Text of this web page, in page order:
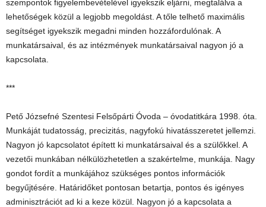
szempontok figyelembevételével igyekszik eljárni, megtalálva a
lehetőségek közül a legjobb megoldást. A tőle telhető maximális
segítséget igyekszik megadni minden hozzáfordulónak. A
munkatársaival, és az intézmények munkatársaival nagyon jó a
kapcsolata.
***
Pető Józsefné Szentesi Felsőpárti Óvoda – óvodatitkára 1998. óta.
Munkáját tudatosság, precizitás, nagyfokú hivatásszeretet jellemzi.
Nagyon jó kapcsolatot épített ki munkatársaival és a szülőkkel. A
vezetői munkában nélkülözhetetlen a szakértelme, munkája. Nagy
gondot fordít a munkájához szükséges pontos információk
begyűjtésére. Határidőket pontosan betartja, pontos és igényes
adminisztrációt ad ki a keze közül. Nagyon jó a kapcsolata a